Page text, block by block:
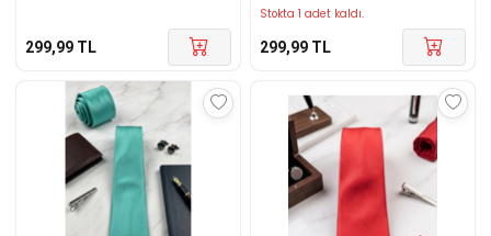
299,99 TL
Stokta 1 adet kaldı.
299,99 TL